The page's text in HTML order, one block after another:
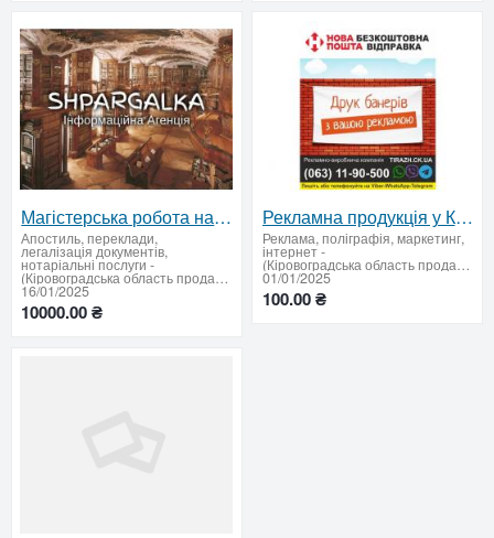
Магістерська робота на замовлення – надійне рішення від Shpargalka Agency
Апостиль, переклади,
легалізація документів,
нотаріальні послуги -
(Кіровоградська область продати купити)
16/01/2025
10000.00 ₴
Рекламна продукція у Кропивницькому
Реклама, поліграфія, маркетинг,
інтернет-
(Кіровоградська область продати купити)
01/01/2025
100.00 ₴